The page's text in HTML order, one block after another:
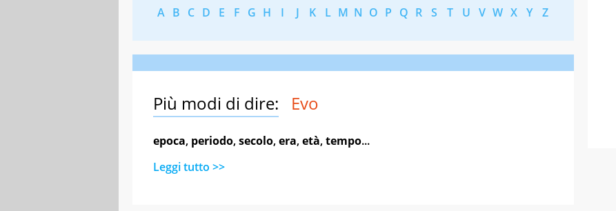
A B C D E F G H I J K L M N O P Q R S T U V W X Y Z
Più modi di dire: Evo
epoca, periodo,secolo,era,età,tempo...
Leggi tutto >>